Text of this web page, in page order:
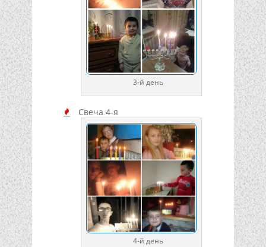
3-й день
Свеча 4-я
4-й день